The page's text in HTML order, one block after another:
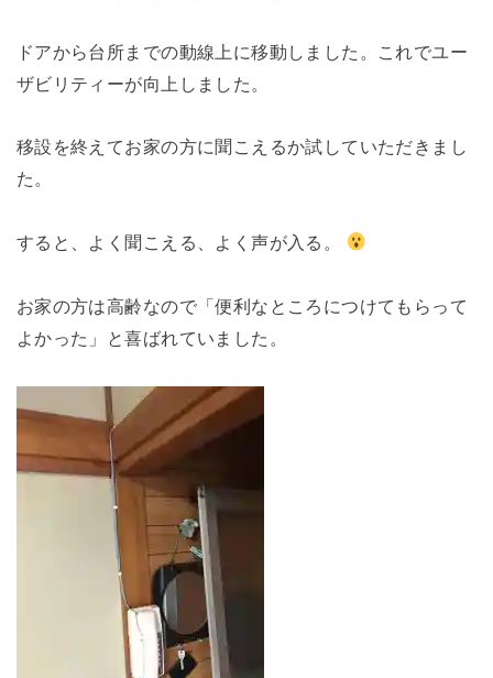
ドアから台所までの動線上に移動しました。これでユー
ザビリティーが向上しました。
移設を終えてお家の方に聞こえるか試していただきまし
た。
すると、よく聞こえる、よく声が入る。
お家の方は高齢なので「便利なところにつけてもらって
よかった」と喜ばれていました。